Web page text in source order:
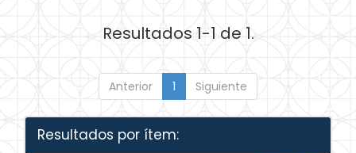
Resultados 1-1 de 1.
Anterior 1 Siguiente
Resultados por ítem: